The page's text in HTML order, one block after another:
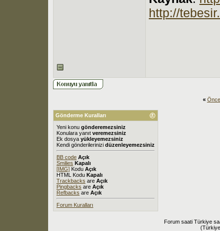
http://
«
Gönderme Kuralları
Yeni konu gönderemezsiniz
Konulara yanıt veremezsiniz
Ek dosya yükleyemezsiniz
Kendi gönderilerinizi düzenleyemezsiniz
BB code Açık
Smilies Kapalı
[IMG] Kodu Açık
HTML Kodu Kapalı
Trackbacks are Açık
Pingbacks are Açık
Refbacks are Açık
Forum Kuralları
Forum saati Türkiye